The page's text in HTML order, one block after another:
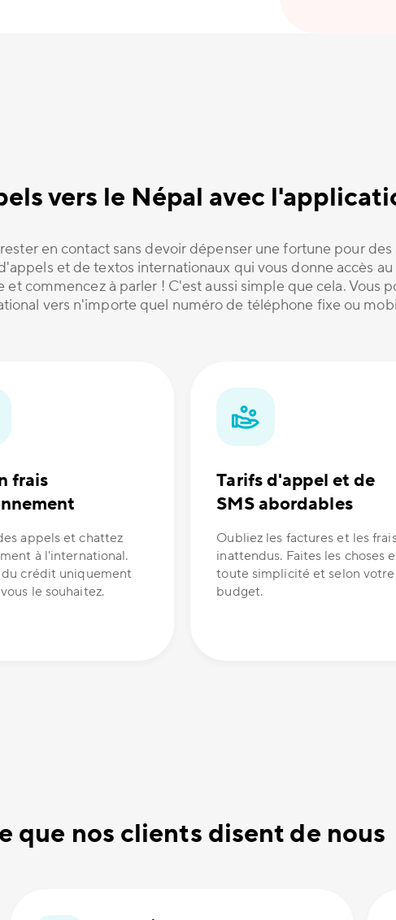
vers le Népal avec
en contact sans devoir dépenser une fortune pour
et de textos internationaux qui vous donne accès
commencez à parler ! C'est aussi simple que cela. Vous
vers n'importe quel numéro de téléphone fixe ou
frais
appels et chattez
à l'international.
crédit uniquement
le souhaitez.
Tarifs d'appel et de
SMS abordables
Oubliez les factures et les
inattendus. Faites les choses
toute simplicité et selon votre
budget.
que nos clients disent de nous